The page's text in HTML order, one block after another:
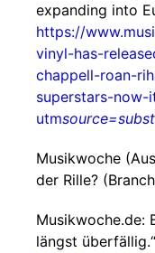
expanding into
https://
vinyl-has-
chappell-roan-
superstars-
utm
Musikwoche
der Rille?
Musikwoche.de:
längst überfällig.“